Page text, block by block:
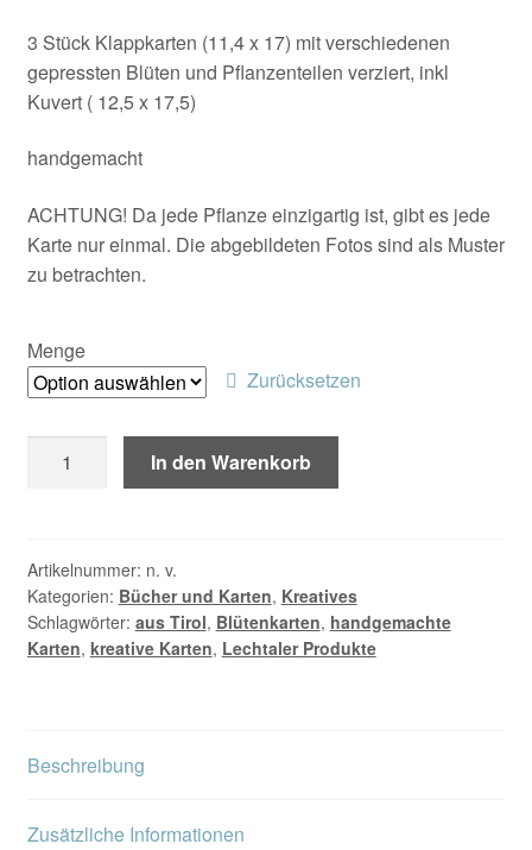
bis
3 Stück Klappkarten (11,4 x 17) mit verschiedenen
gepressten Blüten und Pflanzenteilen verziert, inkl
Kuvert ( 12,5 x 17,5)
handgemacht
ACHTUNG! Da jede Pflanze einzigartig ist, gibt es jede
Karte nur einmal. Die abgebildeten Fotos sind als Muster
zu betrachten.
Menge
Zurücksetzen
Karten
In den Warenkorb
Artikelnummer: n. v.
Kategorien: Bücher und Karten, Kreatives
Schlagwörter: aus Tirol, Blütenkarten, handgemachte
Karten, kreative Karten, Lechtaler Produkte
Beschreibung
Zusätzliche Informationen